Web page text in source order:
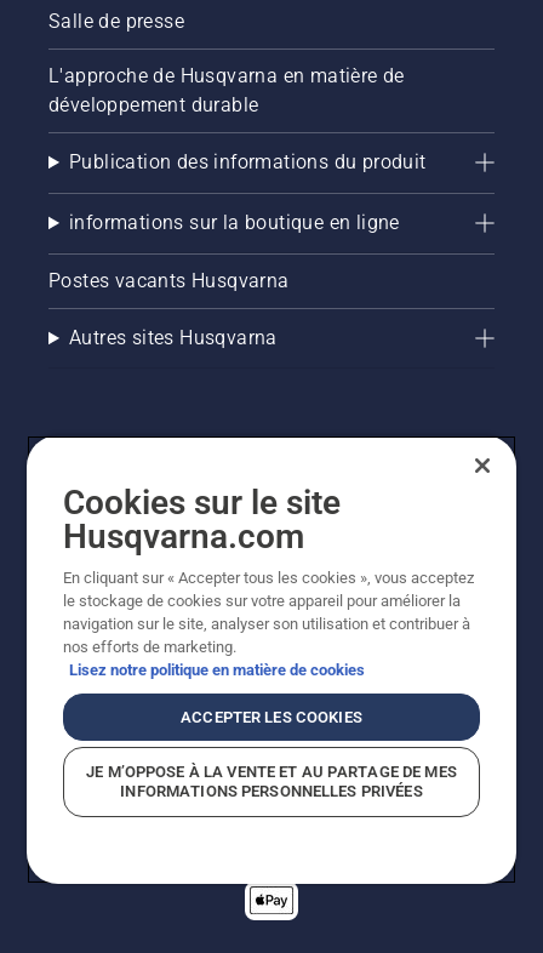
vérifier
de
lubrification
de votre
chaîne
fonctionne
correctement.
Vérifiez
d'abord
le niveau
vous que
le frein
chaîne
desserré.
Faites
tourner
moteur
de la
tronçonneuse
quelques
d'un
Salle de presse
L'approche de Husqvarna en matière de
développement durable
Publication des informations du produit
informations sur la boutique en ligne
Postes vacants Husqvarna
Autres sites Husqvarna
© Husqvarna AB (publ). Tous droits réservés. Les prix
indiqués sont des prix de vente conseillés. Tous les prix
indiqués sont des prix de vente recommandés (TVA
incluse), sauf si le produit est disponible pour un achat
direct.
Politique relative aux cookiesConditions d'utilisation
Cookies sur le site
Husqvarna.com
En cliquant sur « Accepter tous les cookies », vous acceptez
le stockage de cookies sur votre appareil pour améliorer la
navigation sur le site, analyser son utilisation et contribuer à
nos efforts de marketing.
Lisez notre politique en matière de cookies
ACCEPTER LES COOKIES
JE M’OPPOSE À LA VENTE ET AU PARTAGE DE MES
INFORMATIONS PERSONNELLES PRIVÉES